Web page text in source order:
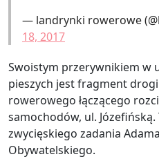
— landrynki rowerowe
18, 2017
Swoistym przerywnikiem w
pieszych jest fragment
rowerowego łączącego
samochodów, ul.
zwycięskiego zadania
Obywatelskiego.